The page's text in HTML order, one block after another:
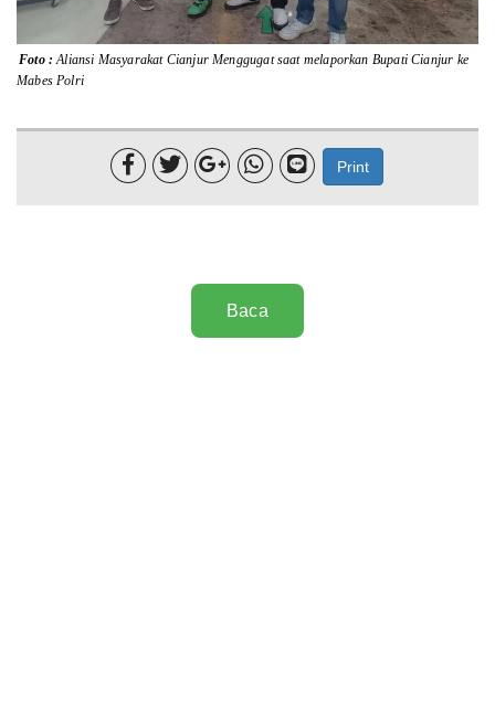
Opini
Mahar TV
Foto : Aliansi Masyarakat Cianjur Menggugat saat melaporkan Bupati Cianjur ke
Mabes Polri
     Print
Baca